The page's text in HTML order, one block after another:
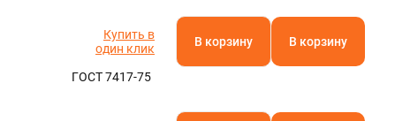
ГОСТ 7417-75
Купить в
один клик
В корзину В корзину